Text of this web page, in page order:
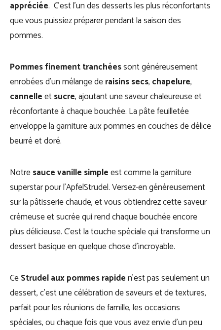
appréciée. C’est l’un des desserts les plus réconfortants
que vous puissiez préparer pendant la saison des
pommes.
Pommes finement tranchéessont généreusement
enrobées d’un mélange deraisins secs, chapelure,
cannelleetsucre, ajoutant une saveur chaleureuse et
réconfortante à chaque bouchée. La pâte feuilletée
enveloppe la garniture aux pommes en couches de délice
beurré et doré.
Notresauce vanille simpleest comme la garniture
superstar pour l’ApfelStrudel. Versez-en généreusement
sur la pâtisserie chaude, et vous obtiendrez cette saveur
crémeuse et sucrée qui rend chaque bouchée encore
plus délicieuse. C’est la touche spéciale qui transforme un
dessert basique en quelque chose d’incroyable.
CeStrudel aux pommes rapiden’est pas seulement un
dessert, c’est une célébration de saveurs et de textures,
parfait pour les réunions de famille, les occasions
spéciales, ou chaque fois que vous avez envie d’un peu